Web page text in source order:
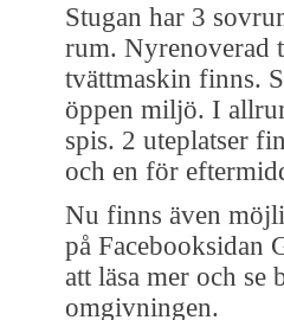
Stugan har 3
rum. Nyrenoverad
tvättmaskin finns.
öppen miljö. I
spis. 2 uteplatser
och en för
Nu finns även
på Facebooksidan
att läsa mer och se
omgivningen.